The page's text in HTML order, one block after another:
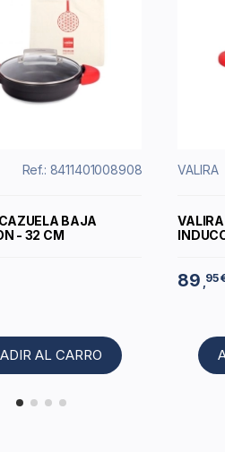
Ref.: 8411401008908
BAJA
- 32 CM
AL CARRO
VALIRA
89 ,95